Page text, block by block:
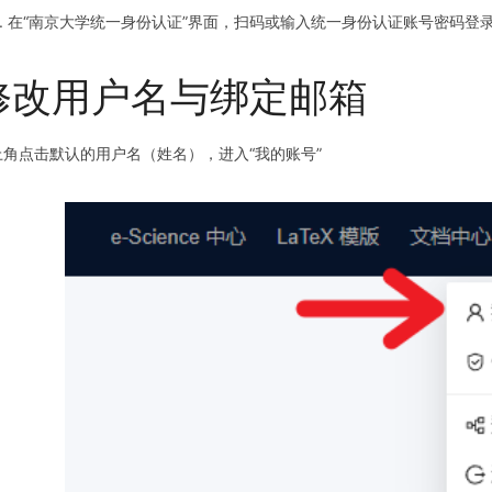
在“南京大学统一身份认证”界面，扫码或输入统一身份认证账号密码登
改用户名与绑定邮箱
点击默认的用户名（姓名），进入“我的账号”